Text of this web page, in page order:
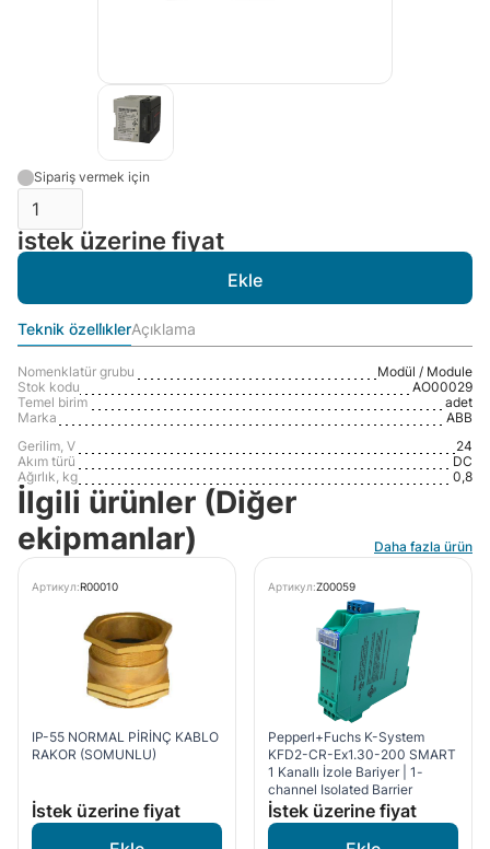
Sipariş vermek için
istek üzerine fiyat
Teknik özelli̇klerAçıklama
Nomenklatür grubu
Modül / Module
Stok kodu
AO00029
Temel birim
adet
Marka
ABB
Gerilim, V
24
Akım türü
DC
Ağırlık, kg
0,8
İlgili ürünler (Diğer
ekipmanlar)
Daha fazla ürün
Артикул:R00010
IP-55 NORMAL PİRİNÇ KABLO
RAKOR (SOMUNLU)
İstek üzerine fiyat
Артикул:Z00059
Pepperl+Fuchs K-System
KFD2-CR-Ex1.30-200 SMART
1 Kanallı İzole Bariyer | 1-
channel Isolated Barrier
İstek üzerine fiyat